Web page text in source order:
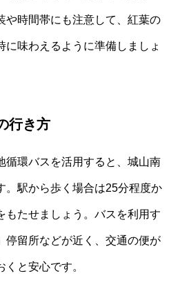
や時間帯にも注意して、紅葉の
に味わえるように準備しましょ
行き方
循環バスを活用すると、城山南
。駅から歩く場合は25分程度か
もたせましょう。バスを利用す
停留所などが近く、交通の便が
と安心です。